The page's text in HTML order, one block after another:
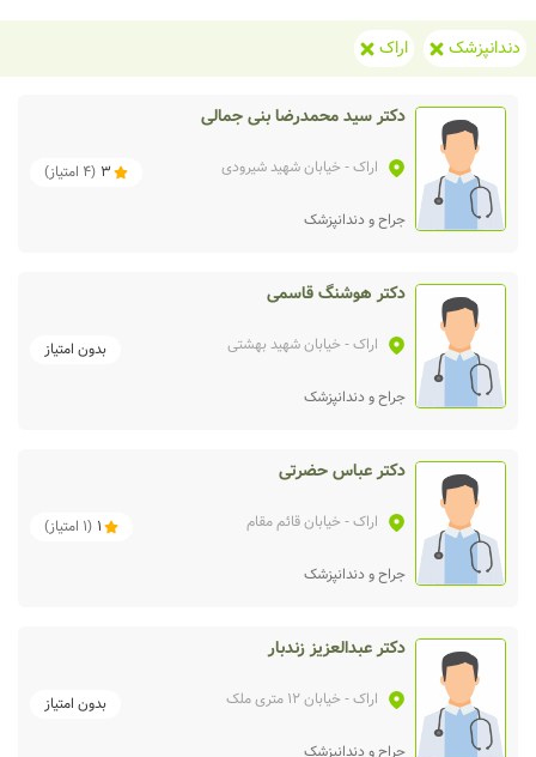
دندانپزشک اراک
دکتر سید محمدرضا بنی جمالی
اراک- خیابان شهید شیرودی 3
(
4 امتیاز)
جراح و دندانپزشک
دکتر هوشنگ قاسمی
اراک- خیابان شهید بهشتی بدون امتیاز
جراح و دندانپزشک
دکتر عباس حضرتی
اراک- خیابان قائم مقام 1
(
1 امتیاز)
جراح و دندانپزشک
دکتر عبدالعزیز زندبار
اراک- خیابان 12 متری ملک بدون امتیاز
جراح و دندانپزشک